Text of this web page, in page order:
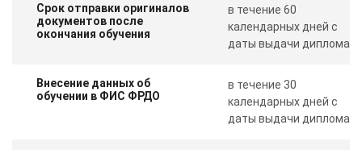
Срок отправки оригиналов
документов после
окончания обучения
в течение 60
календарных дней с
даты выдачи диплома
Внесение данных об
обучении в ФИС ФРДО
в течение 30
календарных дней с
даты выдачи диплома